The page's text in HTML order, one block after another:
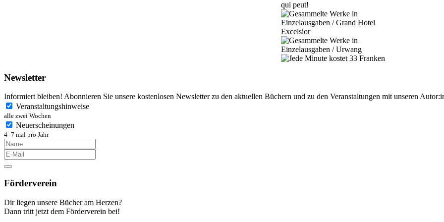
Newsletter
Informiert bleiben! Abonnieren Sie unsere kostenlosen Newsletter zu den aktuellen Büchern und zu den Veranstaltungen mit unseren
Veranstaltungshinweise
alle zwei Wochen
Neuerscheinungen
4–7 mal pro Jahr
Förderverein
Dir liegen unsere Bücher am Herzen?
Dann tritt jetzt dem Förderverein bei!